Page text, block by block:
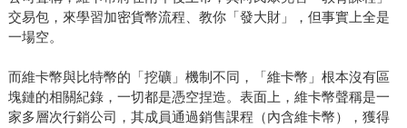
交易包，來學習加密貨幣流程、教你「發大財」，但事實上全是
一場空。
而維卡幣與比特幣的「挖礦」機制不同，「維卡幣」根本沒有區
塊鏈的相關紀錄，一切都是憑空捏造。表面上，維卡幣聲稱是一
家多層次行銷公司，其成員通過銷售課程（內含維卡幣），獲得